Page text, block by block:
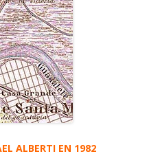
ALBERTI EN 1982